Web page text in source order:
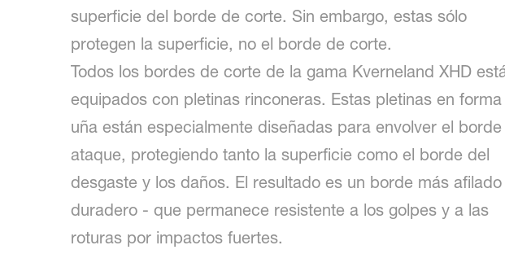
superficie del borde de corte. Sin embargo, estas sólo
protegen la superficie, no el borde de corte.
Todos los bordes de corte de la gama Kverneland XHD
equipados con pletinas rinconeras. Estas pletinas en
uña están especialmente diseñadas para envolver el
ataque, protegiendo tanto la superficie como el borde del
desgaste y los daños. El resultado es un borde más
duradero - que permanece resistente a los golpes y a las
roturas por impactos fuertes.